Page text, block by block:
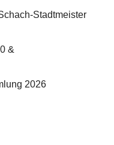
Stadtmeister
&
2026